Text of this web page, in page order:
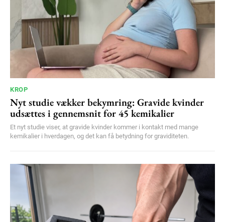
Praesent euismod ac
Ut mollis pellentesque tortor
Nullam eu erat condimentum
Donec quis est ac felis
Orci varius natoque dolor
YEARLY PRICING MONTHLY PRICING
KROP
Nyt studie vækker bekymring: Gravide kvinder
udsættes i gennemsnit for 45 kemikalier
Et nyt studie viser, at gravide kvinder kommer i kontakt med mange
kemikalier i hverdagen, og det kan få betydning for graviditeten.